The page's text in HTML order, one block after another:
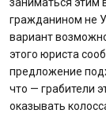
гражданином не
вариант
этого юриста
предложение
что — грабители
оказывать